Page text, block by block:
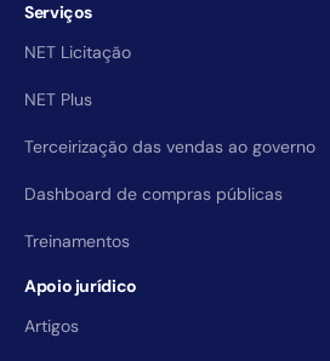
Serviços
NET Licitação
NET Plus
Terceirização das vendas ao governo
Dashboard de compras públicas
Treinamentos
Apoio jurídico
Artigos